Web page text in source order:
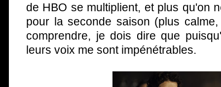
de HBO se multiplient, et plus qu'on
pour la seconde saison (plus
comprendre, je dois dire que
leurs voix me sont impénétrables.